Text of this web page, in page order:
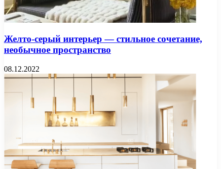
Желто-серый интерьер — стильное сочетание,
необычное пространство
08.12.2022